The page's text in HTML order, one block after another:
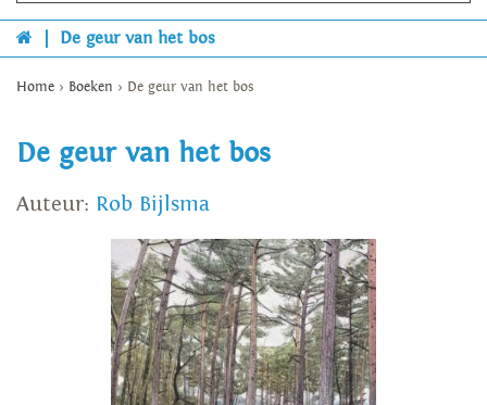
De geur van het bos
Home > Boeken > De geur van het bos
De geur van het bos
Auteur: Rob Bijlsma